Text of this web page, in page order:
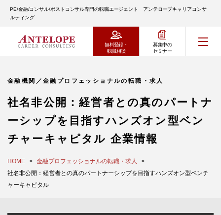
PE/金融/コンサル/ポストコンサル専門の転職エージェント アンテロープキャリアコンサ
ルティング
無料登録・
転職相談
募集中の
セミナー
金融機関／金融プロフェッショナルの転職・求人
社名非公開：経営者との真のパートナ
ーシップを目指すハンズオン型ベン
チャーキャピタル 企業情報
HOME
金融プロフェッショナルの転職・求人
社名非公開：経営者との真のパートナーシップを目指すハンズオン型ベンチ
ャーキャピタル